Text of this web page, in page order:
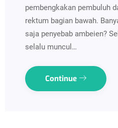
pembengkakan pembuluh
rektum bagian bawah.
saja penyebab ambeien?
selalu muncul…
Continue